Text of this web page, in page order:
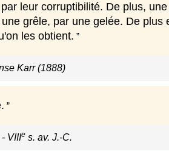
leur corruptibilité. De plus,
grêle, par une gelée. De plus
les obtient.
Karr (1888)
VIIIe s. av. J.-C.